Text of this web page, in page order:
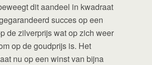
dit aandeel in kwadraat
succes op een
de zilverprijs wat op zich weer
op de goudprijs is. Het
nu op een winst van bijna